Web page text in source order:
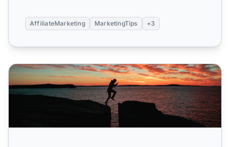
AffiliateMarketing MarketingTips +3
5 delle sfide più comuni nei programmi di affiliazione